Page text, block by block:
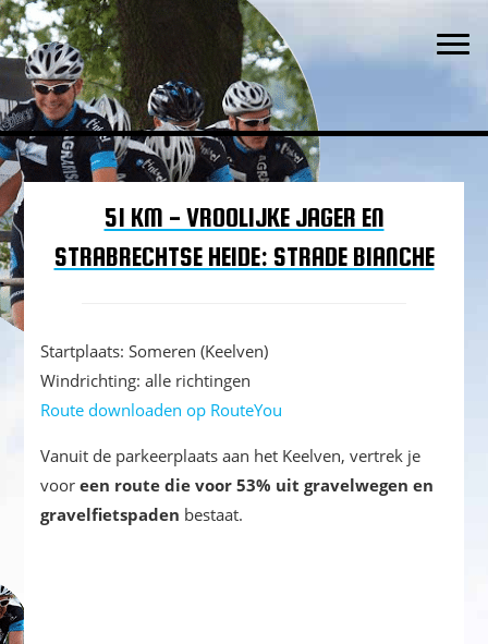
Spring
naar
de
hoofdnavigatie
Door
naar
de
hoofd
inhoud
Spring
naar
de
eerste
sidebar
Waar een weg is, is een wil
51 KM - VROOLIJKE JAGER EN
STRABRECHTSE HEIDE: STRADE BIANCHE
Startplaats: Someren (Keelven)
Windrichting: alle richtingen
Route downloaden op RouteYou
Vanuit de parkeerplaats aan het Keelven, vertrek je
vooreen route die voor 53% uit gravelwegen en
gravelfietspaden bestaat.